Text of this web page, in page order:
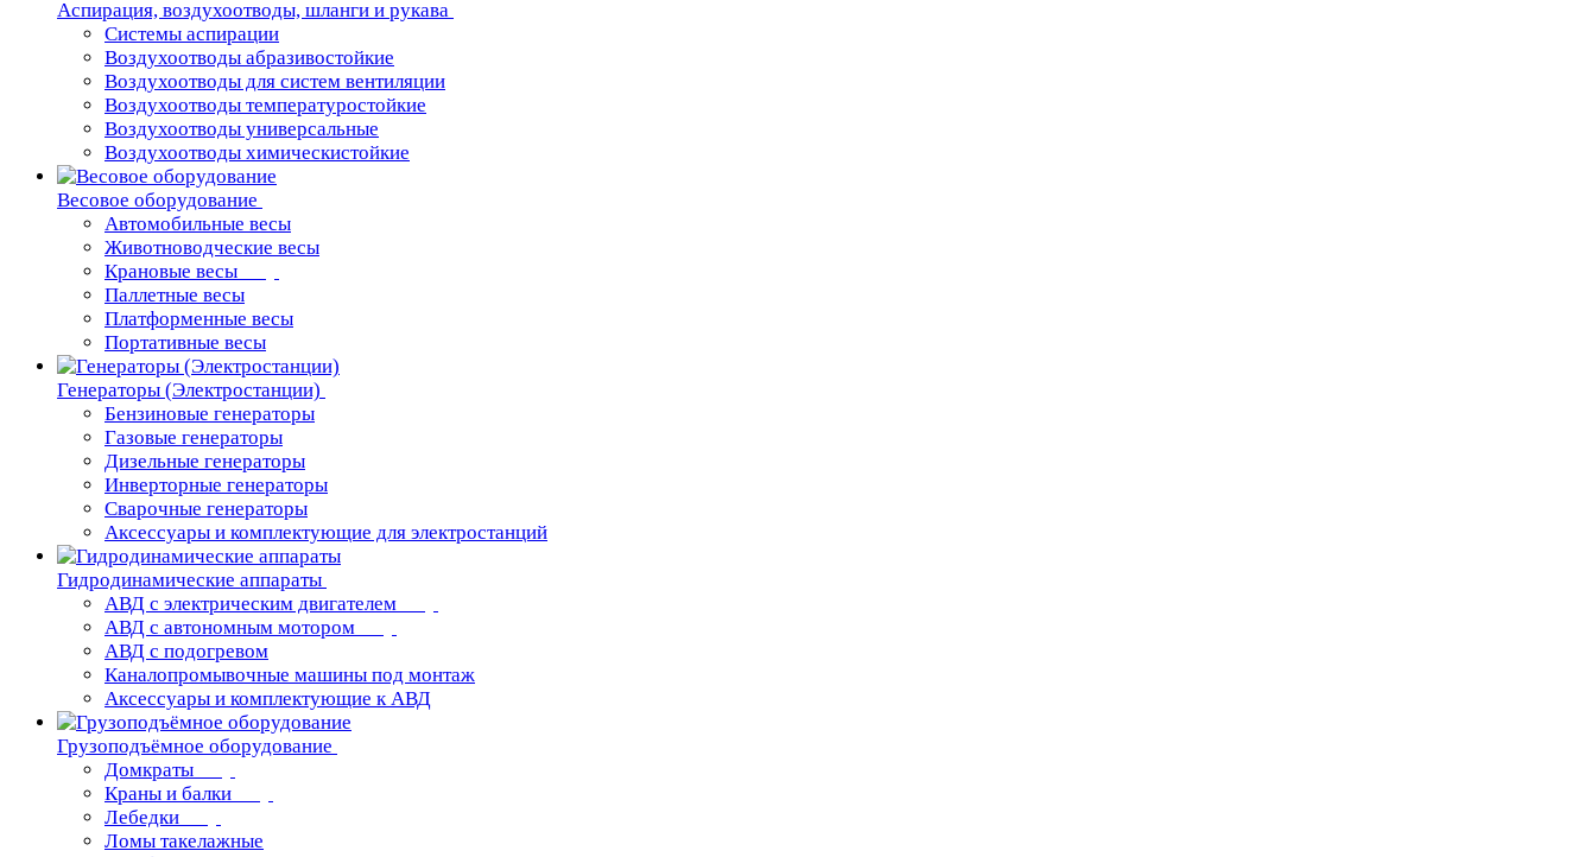
Аспирация, воздухоотводы, шланги и рукава
Системы аспирации
Воздухоотводы абразивостойкие
Воздухоотводы для систем вентиляции
Воздухоотводы температуростойкие
Воздухоотводы универсальные
Воздухоотводы химическистойкие
Весовое оборудование
Автомобильные весы
Животноводческие весы
Крановые весы
Паллетные весы
Платформенные весы
Портативные весы
Генераторы (Электростанции)
Бензиновые генераторы
Газовые генераторы
Дизельные генераторы
Инверторные генераторы
Сварочные генераторы
Аксессуары и комплектующие для электростанций
Гидродинамические аппараты
АВД с электрическим двигателем
АВД с автономным мотором
АВД с подогревом
Каналопромывочные машины под монтаж
Аксессуары и комплектующие к АВД
Грузоподъёмное оборудование
Домкраты
Краны и балки
Лебедки
Ломы такелажные